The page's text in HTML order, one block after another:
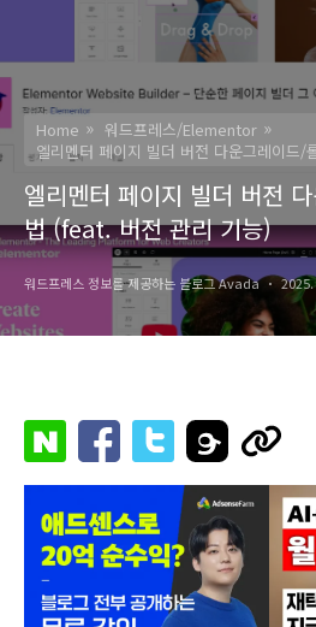
Home
워드프레스/Elementor
엘리멘터 페이지 빌더 버전 다운그레이드
엘리멘터 페이지 빌더 버전
법 (feat. 버전 관리 기능)
워드프레스 정보를 제공하는 블로그 Avada